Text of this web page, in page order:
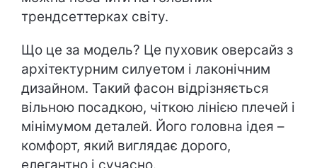
трендсеттерках світу.
Що це за модель? Це пуховик оверсайз з
архітектурним силуетом і лаконічним
дизайном. Такий фасон відрізняється
вільною посадкою, чіткою лінією плечей і
мінімумом деталей. Його головна ідея –
комфорт, який виглядає дорого,